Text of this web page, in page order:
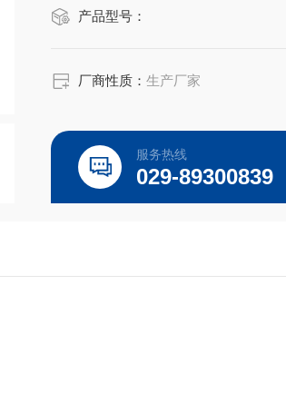
产品型号：
厂商性质：生产厂家
服务热线
029-89300839